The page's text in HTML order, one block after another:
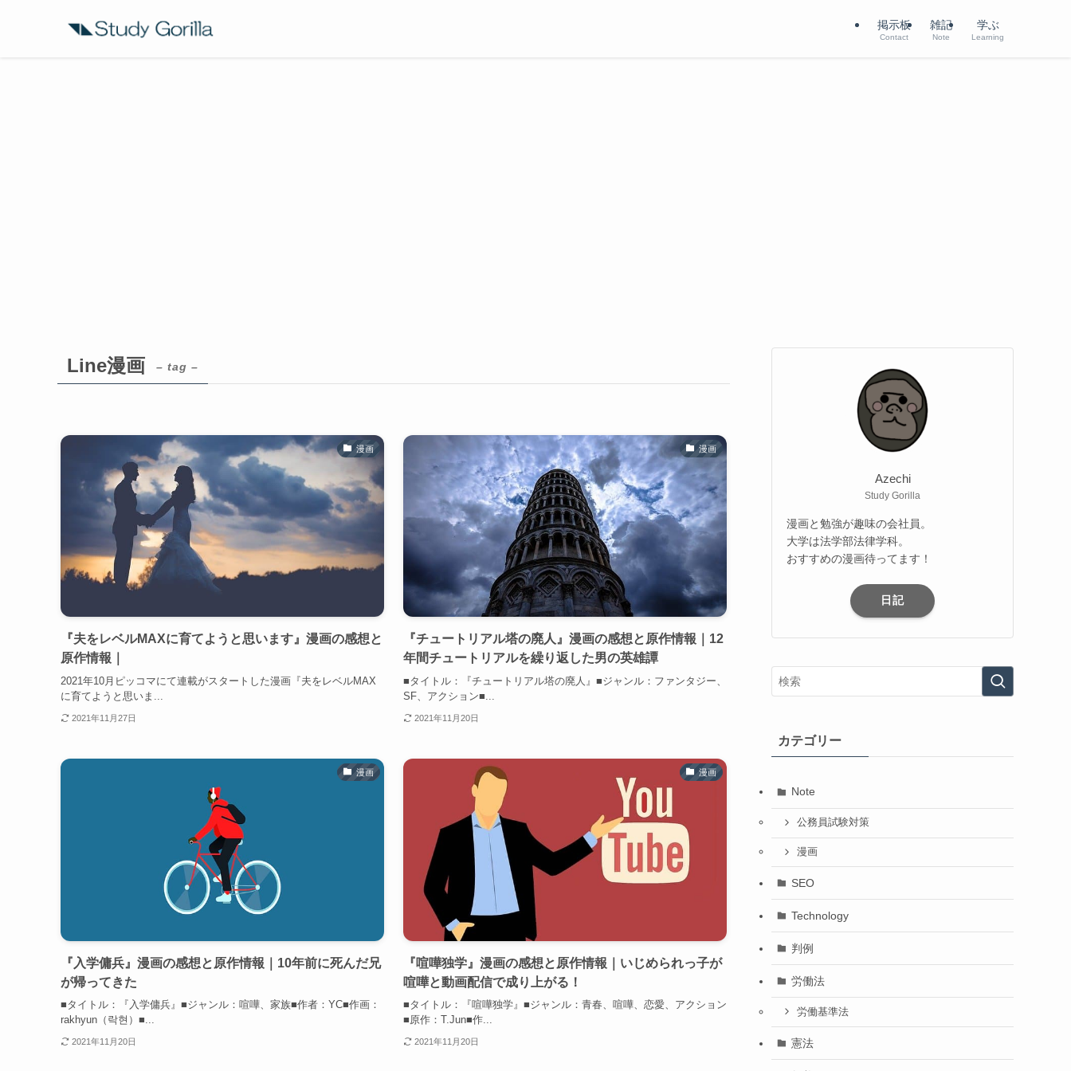
掲示板
Contact
雑記
Note
学ぶ
Learning
Line漫画 – tag –
漫画
『夫をレベルMAXに育てようと思います』漫画の感想と
原作情報｜
2021年10月ピッコマにて連載がスタートした漫画『夫をレベルMAX
に育てようと思いま...
2021年11月27日
漫画
『チュートリアル塔の廃人』漫画の感想と原作情報｜12
年間チュートリアルを繰り返した男の英雄譚
■タイトル：『チュートリアル塔の廃人』■ジャンル：ファンタジー、
SF、アクション■...
2021年11月20日
漫画
『入学傭兵』漫画の感想と原作情報｜10年前に死んだ兄
が帰ってきた
■タイトル：『入学傭兵』■ジャンル：喧嘩、家族■作者：YC■作画：
rakhyun（락현）■...
2021年11月20日
漫画
『喧嘩独学』漫画の感想と原作情報｜いじめられっ子が
喧嘩と動画配信で成り上がる！
■タイトル：『喧嘩独学』■ジャンル：青春、喧嘩、恋愛、アクション
■原作：T.Jun■作...
2021年11月20日
Azechi
Study Gorilla
漫画と勉強が趣味の会社員。
大学は法学部法律学科。
おすすめの漫画待ってます！
日記
カテゴリー
Note
公務員試験対策
漫画
SEO
Technology
判例
労働法
労働基準法
憲法